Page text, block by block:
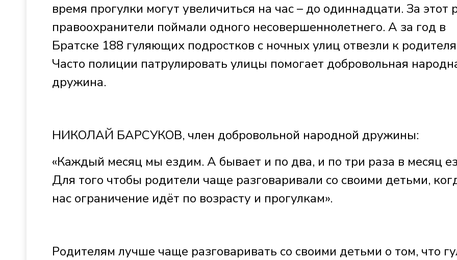
время прогулки могут увеличиться на час – до одиннадцати. За этот
правоохранители поймали одного несовершеннолетнего. А за год в
Братске 188 гуляющих подростков с ночных улиц отвезли к
Часто полиции патрулировать улицы помогает добровольная
дружина.
НИКОЛАЙ БАРСУКОВ, член добровольной народной дружины:
«Каждый месяц мы ездим. А бывает и по два, и по три раза в месяц
Для того чтобы родители чаще разговаривали со своими детьми,
нас ограничение идёт по возрасту и прогулкам».
Родителям лучше чаще разговаривать со своими детьми о том, что